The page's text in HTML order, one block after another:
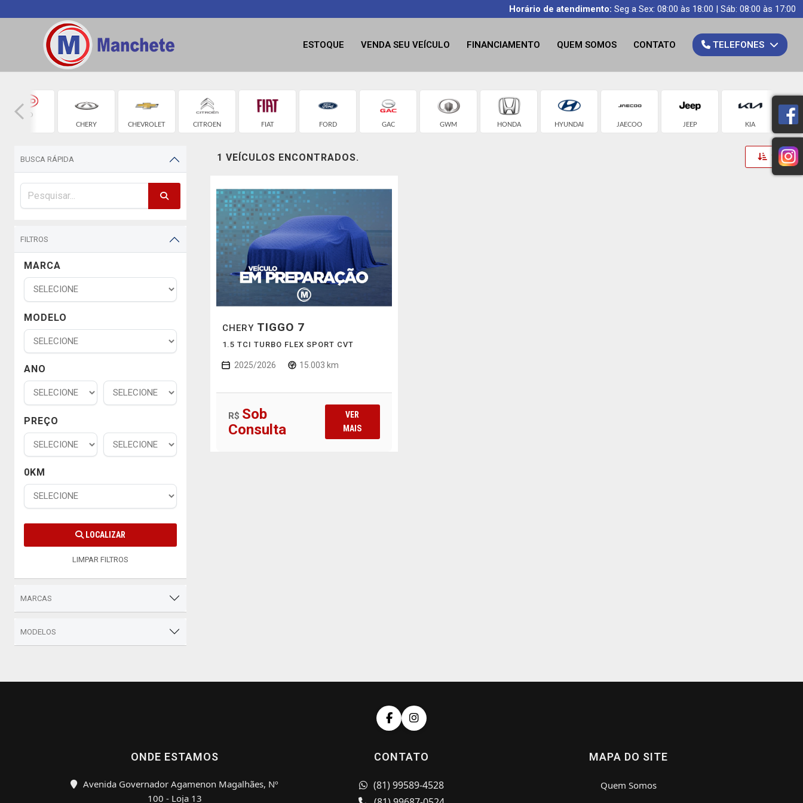
Horário de atendimento: Seg a Sex: 08:00 às 18:00 | Sáb: 08:00 às 17:00
ESTOQUE VENDA SEU VEÍCULO FINANCIAMENTO QUEM SOMOS CONTATO TELEFONES
BYD
CHERY
CHEVROLET CITROEN FIAT FORD GAC GWM HONDA HYUNDAI JAECOO JEEP KIA
BUSCA RÁPIDA
FILTROS
MARCA
MODELO
ANO
PREÇO
0KM
LOCALIZAR
LIMPAR FILTROS
MARCAS
MODELOS
1 VEÍCULOS ENCONTRADOS. Toggle
CHERY TIGGO 7
1.5 TCI TURBO FLEX SPORT CVT
2025/2026 15.003 km
R$ Sob
Consulta
VER
MAIS
ONDE ESTAMOS
Avenida Governador Agamenon Magalhães, Nº
100 - Loja 13
CONTATO
(81) 99589-4528
MAPA DO SITE
Quem Somos